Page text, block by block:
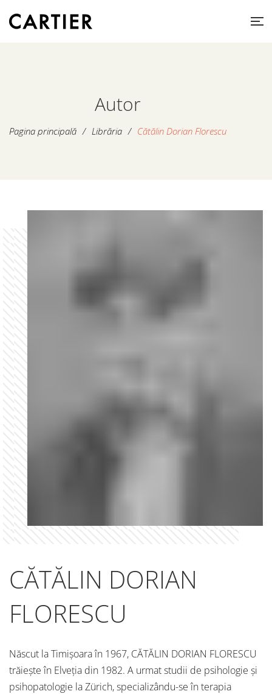
Autor
Pagina principală / Librăria / Cătălin Dorian Florescu
CĂTĂLIN DORIAN
FLORESCU
Născut la Timișoara în 1967, CĂTĂLIN DORIAN FLORESCU
trăiește în Elveția din 1982. A urmat studii de psihologie și
psihopatologie la Zürich, specializându-se în terapia